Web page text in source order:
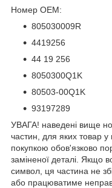
Номер OEM:
805030009R
4419256
44 19 256
8050300Q1K
80503-00Q1K
93197289
УВАГА! наведені вище
частин, для яких товар у
покупкою обов'язково
заміненої деталі. Якщо
символ, ця частина не
або працюватиме